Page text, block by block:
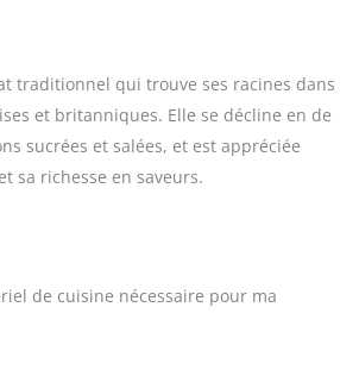
traditionnel qui trouve ses racines dans
et britanniques. Elle se décline en de
sucrées et salées, et est appréciée
sa richesse en saveurs.
de cuisine nécessaire pour ma